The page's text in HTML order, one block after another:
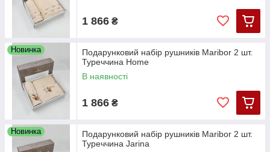
1 866 ₴
Новинка
Подарунковий набір рушників Maribor 2 шт.
Туреччина Home
В наявності
1 866 ₴
Новинка
Подарунковий набір рушників Maribor 2 шт.
Туреччина Jarina